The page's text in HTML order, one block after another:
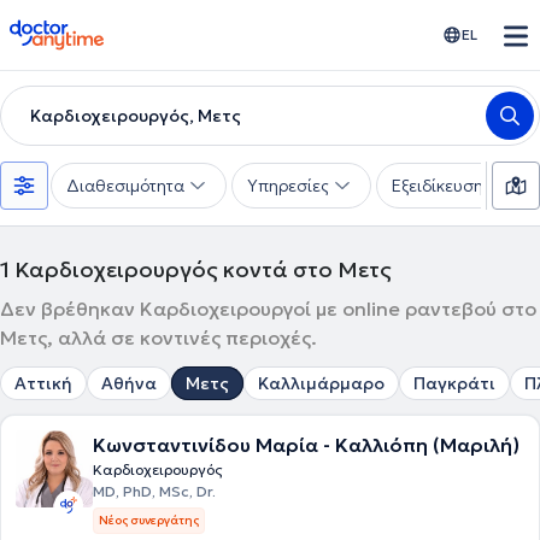
doctoranytime EL
Καρδιοχειρουργός, Μετς
Διαθεσιμότητα Υπηρεσίες Εξειδίκευση
1 Καρδιοχειρουργός κοντά στο Μετς
Δεν βρέθηκαν Καρδιοχειρουργοί με online ραντεβού στο
Μετς, αλλά σε κοντινές περιοχές.
Αττική Αθήνα Μετς Καλλιμάρμαρο Παγκράτι
Κωνσταντινίδου Μαρία - Καλλιόπη (Μαριλή)
Καρδιοχειρουργός
MD, PhD, MSc, Dr.
Νέος συνεργάτης